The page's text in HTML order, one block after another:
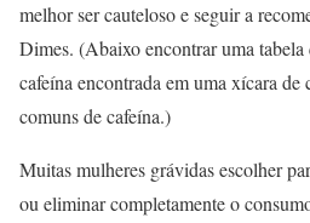
melhor ser cauteloso e seguir a
Dimes. (Abaixo encontrar uma
cafeína encontrada em uma xícara de
comuns de cafeína.)
Muitas mulheres grávidas escolher
ou eliminar completamente o